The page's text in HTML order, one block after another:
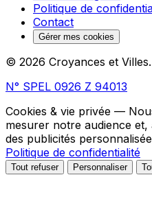
Politique de
Contact
Gérer mes cookies
© 2026 Croyances et
N° SPEL 0926 Z 94013
Cookies & vie privée —
mesurer notre audience
des publicités
Politique de confidentialité
Tout refuser Personnaliser